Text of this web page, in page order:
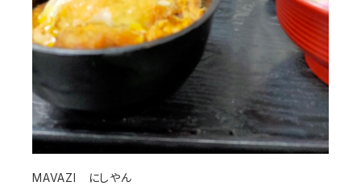
MAVAZI にしやん